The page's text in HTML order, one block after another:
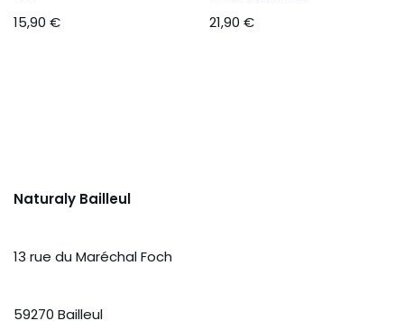
15,90 € 21,90€
Naturaly Bailleul
13 rue du Maréchal Foch
59270 Bailleul